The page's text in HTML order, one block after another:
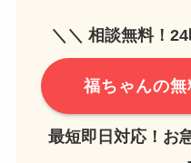
＼＼ 相談無料！
福ちゃんの
最短即日対応！お